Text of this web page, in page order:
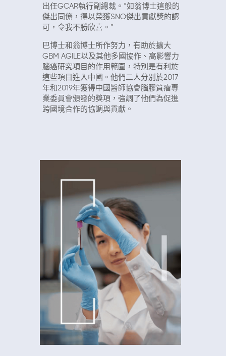
出任GCAR執行副總裁。“如翁博士這般的
傑出同僚，得以榮獲SNO傑出貢獻獎的認
可，令我不勝欣喜。”
巴博士和翁博士所作努力，有助於擴大
GBM AGILE以及其他多國協作、高影響力
腦癌研究項目的作用範圍，特別是有利於
這些項目進入中國。他們二人分別於2017
年和2019年獲得中國醫師協會腦膠質瘤專
業委員會頒發的獎項，強調了他們為促進
跨國境合作的協調與貢獻。